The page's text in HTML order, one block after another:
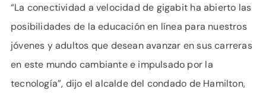
“La conectividad a velocidad de gigabit ha abierto las
posibilidades de la educación en línea para nuestros
jóvenes y adultos que desean avanzar en sus carreras
en este mundo cambiante e impulsado por la
tecnología”, dijo el alcalde del condado de Hamilton,